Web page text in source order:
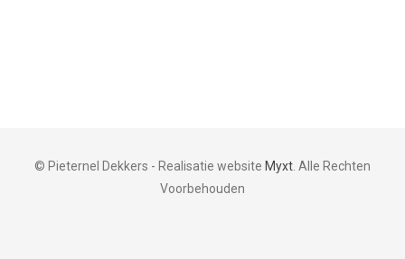
© Pieternel Dekkers - Realisatie website Myxt . Alle Rechten
Voorbehouden